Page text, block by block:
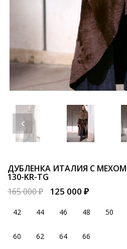
ДУБЛЕНКА ИТАЛИЯ С
130-KR-TG
165 000 ₽
125 000 ₽
42 44 46 48 50
60 62 64 66